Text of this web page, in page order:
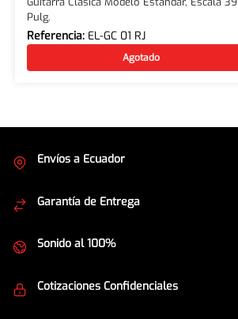
Pulg.
Referencia: EL-GC 01 RJ
Agotado
Envíos a Ecuador
Garantía de Entrega
Sonido al 100%
Cotizaciones Confidenciales